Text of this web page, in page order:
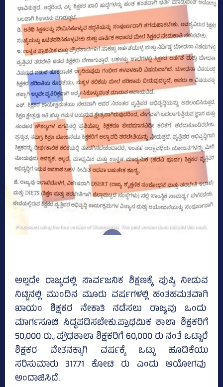
ಅಲ್ಲದೇ ರಾಜ್ಯದಲ್ಲಿ ಸಾರ್ವಜನಿಕ ಶಿಕ್ಷಣಕ್ಕೆ ಪುಷ್ಠಿ ನೀಡುವ
ನಿಟ್ಟಿನಲ್ಲಿ ಮುಂದಿನ ಮೂರು ವರ್ಷಗಳಲ್ಲಿ ಹಂತಹಮತವಾಗಿ
ಖಾಯಂ ಶಿಕ್ಷಕರ ನೇಕಾತಿ ನಡೆಸಲು ರಾಜ್ಯವು ಒಂದು
ಮಾರ್ಗಸೂಚಿ ಸಿದ್ಧಪಡಿಸಬೇಕು.ಪ್ರಾಥಮಿಕ ಶಾಲಾ ಶಿಕ್ಷಕರಿಗೆ
50,000 ರು., ಪ್ರೌಢಶಾಲಾ ಶಿಕ್ಷಕರಿಗೆ 60,000 ರು ನಂತೆ ಒಟ್ಟಾರೆ
ಶಿಕ್ಷಕರ ವೇತನಕ್ಕಾಗಿ ವರ್ಷಕ್ಕೆ ಒಟ್ಟು ಹೂಡಿಕೆಯು
ಸರಿಸುಮಾರು 317.71 ಕೋಟಿ ರು ಎಂದು ಆಯೋಗವು
ಅಂದಾಜಿಸಿದೆ.